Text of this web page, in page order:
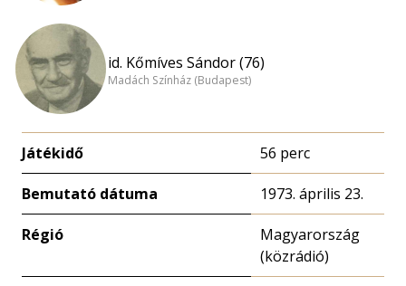
id. Kőmíves Sándor (76)
Madách Színház (Budapest)
Játékidő 56 perc
Bemutató dátuma 1973. április 23.
Régió
Magyarország
(közrádió)